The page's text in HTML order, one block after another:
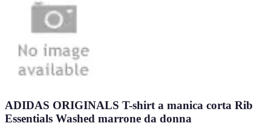
ADIDAS ORIGINALS T-shirt a manica corta Rib
Essentials Washed marrone da donna